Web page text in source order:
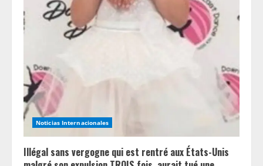
e
d
i
n
g
Noticias Internacionales
Illégal sans vergogne qui est rentré aux États-Unis